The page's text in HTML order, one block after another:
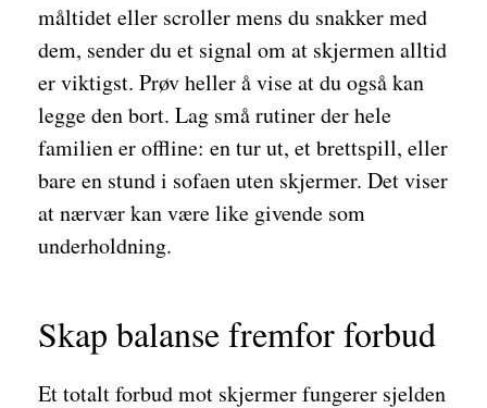
måltidet eller scroller mens du snakker med
dem, sender du et signal om at skjermen alltid
er viktigst. Prøv heller å vise at du også kan
legge den bort. Lag små rutiner der hele
familien er offline: en tur ut, et brettspill, eller
bare en stund i sofaen uten skjermer. Det viser
at nærvær kan være like givende som
underholdning.
Skap balanse fremfor forbud
Et totalt forbud mot skjermer fungerer sjelden